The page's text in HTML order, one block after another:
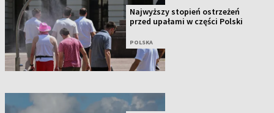
Najwyższy stopień ostrzeżeń
przed upałami w części Polski
POLSKA